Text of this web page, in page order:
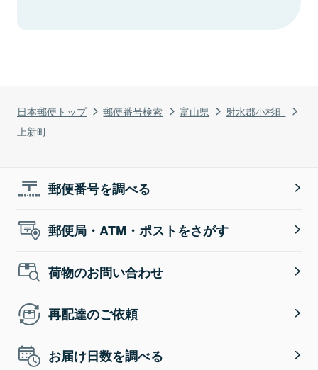
日本郵便トップ 郵便番号検索 富山県
射水郡小杉町
上新町
郵便番号を調べる
郵便局・ATM・ポストをさがす
荷物のお問い合わせ
再配達のご依頼
お届け日数を調べる